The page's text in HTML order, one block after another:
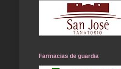
Farmacias de guardia